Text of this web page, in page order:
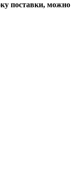
поставки, можно